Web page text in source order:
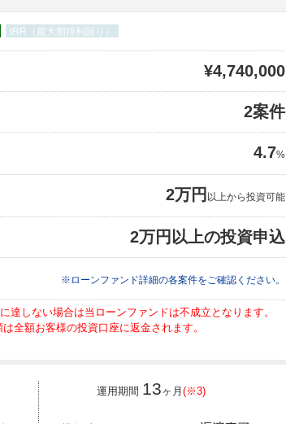
IRR（最大期待利回り）
¥4,740,000
2案件
4.7%
2万円 以上から投資可能
2万円以上の投資申込
※ローンファンド詳細の各案件をご確認ください。
しない場合は当ローンファンドは不成立となります。
全額お客様の投資口座に返金されます。
運用期間 13ヶ月 (※3)